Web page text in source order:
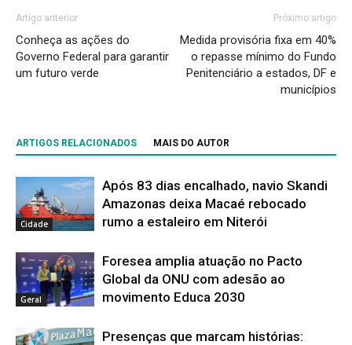
Artigo anterior
Conheça as ações do
Governo Federal para garantir
um futuro verde
Próximo artigo
Medida provisória fixa em 40%
o repasse mínimo do Fundo
Penitenciário a estados, DF e
municípios
ARTIGOS RELACIONADOS MAIS DO AUTOR
Cidade
Após 83 dias encalhado, navio Skandi
Amazonas deixa Macaé rebocado
rumo a estaleiro em Niterói
Geral
Foresea amplia atuação no Pacto
Global da ONU com adesão ao
movimento Educa 2030
Presenças que marcam histórias: